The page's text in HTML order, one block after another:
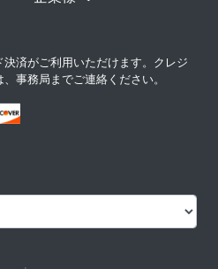
済がご利用いただけます。クレジ
事務局までご連絡ください。